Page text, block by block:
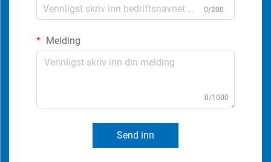
0/200
Melding
0/1000
Send inn